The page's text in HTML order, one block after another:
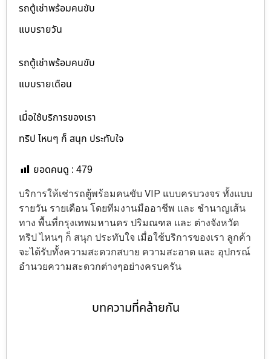
รถตู้เช่าพร้อมคนขับ
แบบรายวัน
รถตู้เช่าพร้อมคนขับ
แบบรายเดือน
เมื่อใช้บริการของเรา
ทริป ไหนๆ ก็ สนุก ประทับใจ
ยอดคนดู : 479
บริการให้เช่ารถตู้พร้อมคนขับ VIP แบบครบวงจร ทั้งแบบ
รายวัน รายเดือน โดยทีมงานมืออาชีพ และ ชำนาญเส้น
ทาง พื้นที่กรุงเทพมหานคร ปริมณฑล และ ต่างจังหวัด
ทริป ไหนๆ ก็ สนุก ประทับใจ เมื่อใช้บริการของเรา ลูกค้า
จะได้รับทั้งความสะดวกสบาย ความสะอาด และ อุปกรณ์
อำนวยความสะดวกต่างๆอย่างครบครัน
บทความที่คล้ายกัน